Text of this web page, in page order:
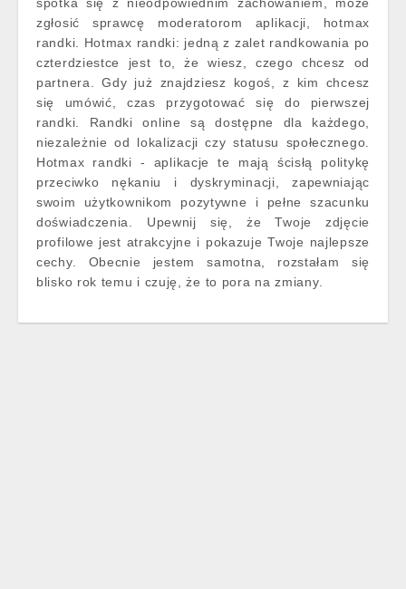
zgłosić sprawcę moderatorom aplikacji, hotmax
randki. Hotmax randki: jedną z zalet randkowania po
czterdziestce jest to, że wiesz, czego chcesz od
partnera. Gdy już znajdziesz kogoś, z kim chcesz
się umówić, czas przygotować się do pierwszej
randki. Randki online są dostępne dla każdego,
niezależnie od lokalizacji czy statusu społecznego.
Hotmax randki - aplikacje te mają ścisłą politykę
przeciwko nękaniu i dyskryminacji, zapewniając
swoim użytkownikom pozytywne i pełne szacunku
doświadczenia. Upewnij się, że Twoje zdjęcie
profilowe jest atrakcyjne i pokazuje Twoje najlepsze
cechy. Obecnie jestem samotna, rozstałam się
blisko rok temu i czuję, że to pora na zmiany.